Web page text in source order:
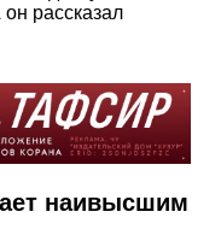
рассказал
наивысшим